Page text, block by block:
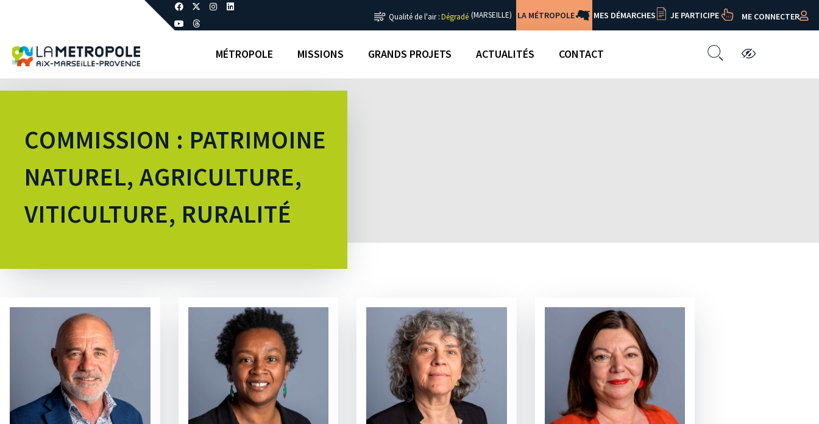
Qualité de l'air :Dégradé (MARSEILLE) LA MÉTROPOLE MES DÉMARCHES JE PARTICIPE ME CONNECTER
MÉTROPOLE MISSIONS GRANDS PROJETS ACTUALITÉS CONTACT
COMMISSION : PATRIMOINE
NATUREL, AGRICULTURE,
VITICULTURE, RURALITÉ